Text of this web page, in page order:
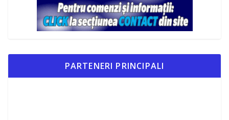
PARTENERI PRINCIPALI